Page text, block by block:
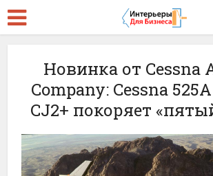
Новинка от Cessna
Company: Cessna
CJ2+ покоряет